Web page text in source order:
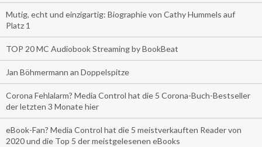
Mutig, echt und einzigartig: Biographie von Cathy Hummels auf
Platz 1
TOP 20 MC Audiobook Streaming by BookBeat
Jan Böhmermann an Doppelspitze
Corona Fehlalarm? Media Control hat die 5 Corona-Buch-Bestseller
der letzten 3 Monate hier
eBook-Fan? Media Control hat die 5 meistverkauften Reader von
2020 und die Top 5 der meistgelesenen eBooks